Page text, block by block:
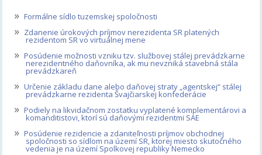
» Formálne sídlo tuzemskej spoločnosti
» Zdanenie úrokových príjmov nerezidenta SR platených
rezidentom SR vo virtuálnej mene
» Posúdenie možnosti vzniku tzv. službovej stálej prevádzkarne
nerezidentného daňovníka, ak mu nevzniká stavebná stála
prevádzkareň
» Určenie základu dane alebo daňovej straty „agentskej“ stálej
prevádzkarne rezidenta Švajčiarskej konfederácie
» Podiely na likvidačnom zostatku vyplatené komplementárovi a
komanditistovi, ktorí sú daňovými rezidentmi SAE
» Posúdenie rezidencie a zdaniteľnosti príjmov obchodnej
spoločnosti so sídlom na území SR, ktorej miesto skutočného
vedenia je na území Spolkovej republiky Nemecko